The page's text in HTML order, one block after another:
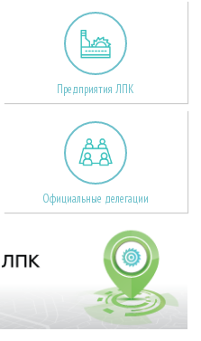
Предприятия ЛПК
Официальные делегации